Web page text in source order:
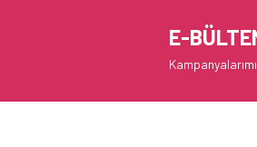
E-